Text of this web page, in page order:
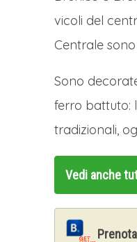
include
Cena in
Mercatini di
vicoli del
Centrale
Sono
ferro battuto:
tradizionali,
Vedi anche